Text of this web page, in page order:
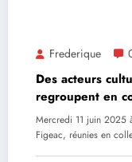
Frederique
Des acteurs
regroupent en
rendez-vous de
Mercredi 11 juin 2025
Figeac, réunies en